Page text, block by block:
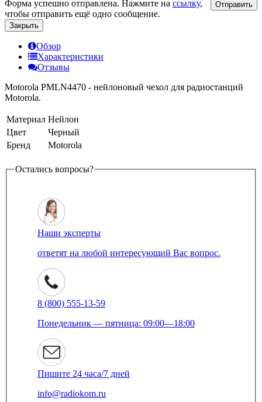
Отправить
Форма успешно отправлена. Нажмите на ссылку,
чтобы отправить ещё одно сообщение.
Закрыть
Обзор
Характеристики
Отзывы
Motorola PMLN4470 - нейлоновый чехол для радиостанций
Motorola.
Материал Нейлон
Цвет
Черный
Бренд
Motorola
Остались вопросы?
Наши эксперты
ответят на любой интересующий Вас вопрос.
8 (800) 555-13-59
Понедельник — пятница: 09:00—18:00
Пишите 24 часа/7 дней
info@radiokom.ru